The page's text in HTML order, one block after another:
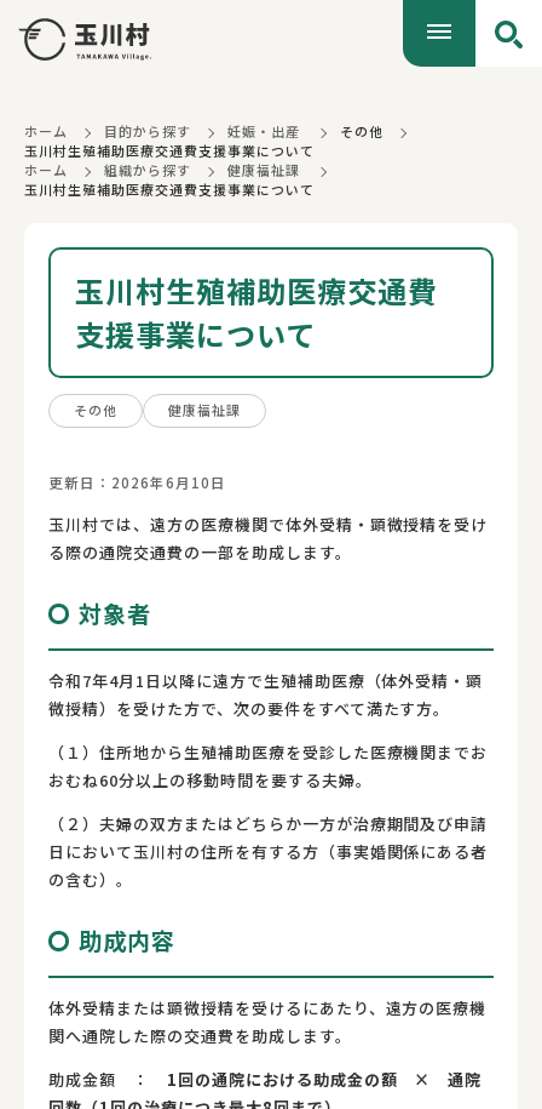
ホーム 目的から探す 妊娠・出産
その他
玉川村生殖補助医療交通費支援事業について
ホーム
組織から探す
健康福祉課
玉川村生殖補助医療交通費支援事業について
玉川村生殖補助医療交通費
支援事業について
その他 健康福祉課
更新日：2026年6月10日
玉川村では、遠方の医療機関で体外受精・顕微授精を受け
る際の通院交通費の一部を助成します。
対象者
令和7年4月1日以降に遠方で生殖補助医療（体外受精・顕
微授精）を受けた方で、次の要件をすべて満たす方。
（１）住所地から生殖補助医療を受診した医療機関までお
おむね60分以上の移動時間を要する夫婦。
（２）夫婦の双方またはどちらか一方が治療期間及び申請
日において玉川村の住所を有する方（事実婚関係にある者
の含む）。
助成内容
体外受精または顕微授精を受けるにあたり、遠方の医療機
関へ通院した際の交通費を助成します。
助成金額 ： 1回の通院における助成金の額 × 通院